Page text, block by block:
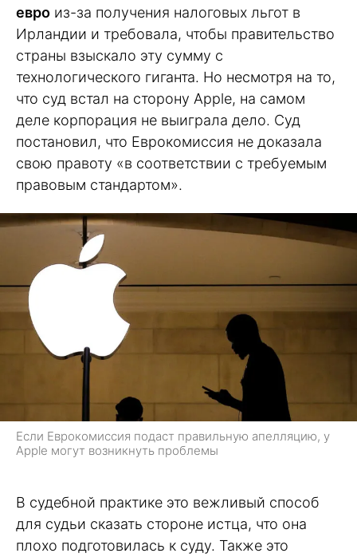
евро из-за получения налоговых льгот в
Ирландии и требовала, чтобы правительство
страны взыскало эту сумму с
технологического гиганта. Но несмотря на то,
что суд встал на сторону Apple, на самом
деле корпорация не выиграла дело. Суд
постановил, что Еврокомиссия не доказала
свою правоту «в соответствии с требуемым
правовым стандартом».
Если Еврокомиссия подаст правильную апелляцию, у
Apple могут возникнуть проблемы
В судебной практике это вежливый способ
для судьи сказать стороне истца, что она
плохо подготовилась к суду. Также это